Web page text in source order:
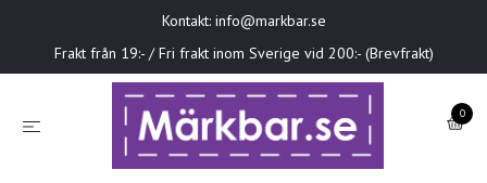
Kontakt: info@markbar.se
Frakt från 19:- / Fri frakt inom Sverige vid 200:- (Brevfrakt)
0